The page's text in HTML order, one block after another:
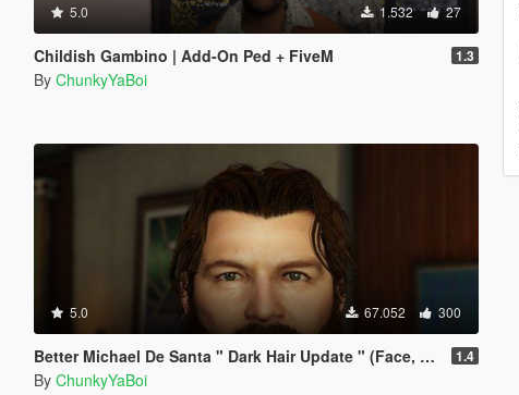
5.0 1.532 27
Childish Gambino | Add-On Ped + FiveM 1.3
By ChunkyYaBoi
5.0 67.052 300
Better Michael De Santa " Dark Hair Update " (Face, Beard & Hair) 1.4
By ChunkyYaBoi